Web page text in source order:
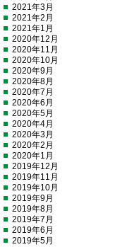
2021年3月
2021年2月
2021年1月
2020年12月
2020年11月
2020年10月
2020年9月
2020年8月
2020年7月
2020年6月
2020年5月
2020年4月
2020年3月
2020年2月
2020年1月
2019年12月
2019年11月
2019年10月
2019年9月
2019年8月
2019年7月
2019年6月
2019年5月